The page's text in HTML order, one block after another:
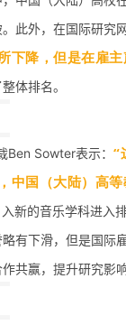
此外，在国际研究
下降，但是在雇
体排名。
Ben Sowter表示：“
中国（大陆）高
新的音乐学科进入
有下滑，但是国际
共赢，提升研究影